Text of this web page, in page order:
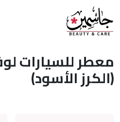
(الكرز الأسود)